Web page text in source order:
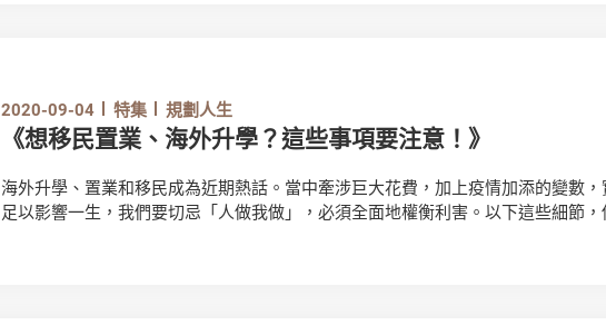
2020-09-04 特集 規劃人生
《想移民置業、海外升學？這些事項要注意！》
海外升學、置業和移民成為近期熱話。當中牽涉巨大花費，加上疫情加添的變數
足以影響一生，我們要切忌「人做我做」，必須全面地權衡利害。以下這些細節，